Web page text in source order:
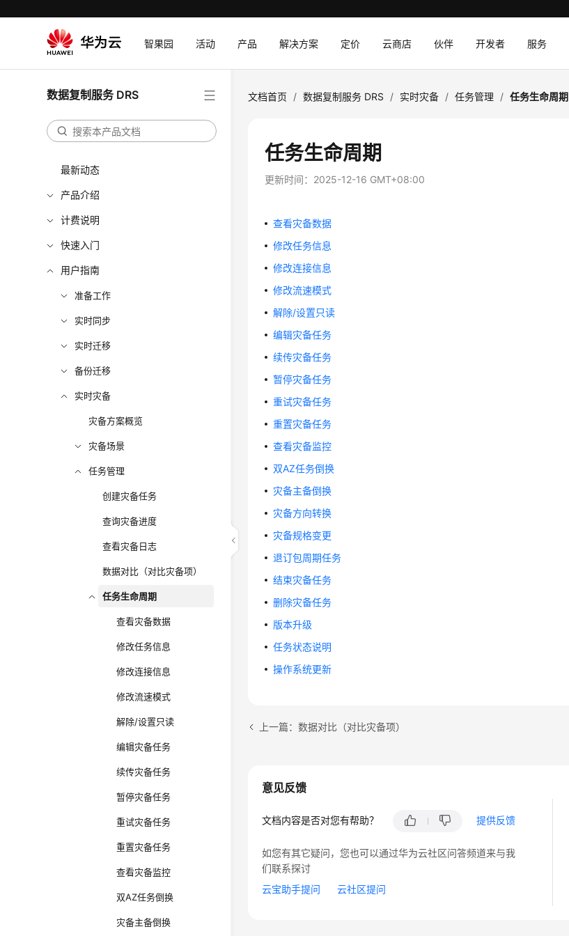
智果园 活动 产品 解决方案 定价 云商店 伙伴 开发者 服务
数据复制服务 DRS
最新动态
产品介绍
计费说明
快速入门
用户指南
准备工作
实时同步
实时迁移
备份迁移
实时灾备
灾备方案概览
灾备场景
任务管理
创建灾备任务
查询灾备进度
查看灾备日志
数据对比（对比灾备项）
任务生命周期
查看灾备数据
修改任务信息
修改连接信息
修改流速模式
解除/设置只读
编辑灾备任务
续传灾备任务
暂停灾备任务
重试灾备任务
重置灾备任务
查看灾备监控
双AZ任务倒换
灾备主备倒换
文档首页 / 数据复制服务 DRS / 实时灾备 / 任务管理 / 任务生命周期
任务生命周期
更新时间： 2025-12-16 GMT+08:00
查看灾备数据
修改任务信息
修改连接信息
修改流速模式
解除/设置只读
编辑灾备任务
续传灾备任务
暂停灾备任务
重试灾备任务
重置灾备任务
查看灾备监控
双AZ任务倒换
灾备主备倒换
灾备方向转换
灾备规格变更
退订包周期任务
结束灾备任务
删除灾备任务
版本升级
任务状态说明
操作系统更新
上一篇：数据对比（对比灾备项）
意见反馈
文档内容是否对您有帮助？ 提供反馈
如您有其它疑问，您也可以通过华为云社区问答频道来与我
们联系探讨
云宝助手提问
云社区提问